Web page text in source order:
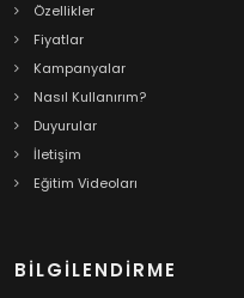
Özellikler
Fiyatlar
Kampanyalar
Nasıl Kullanırım?
Duyurular
İletişim
Eğitim Videoları
BILGILENDIRME